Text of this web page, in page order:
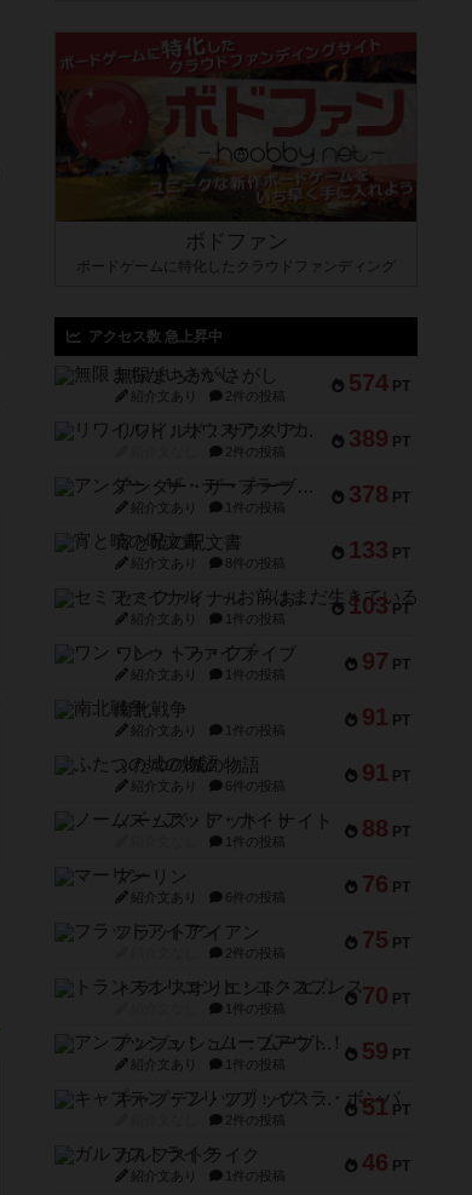
ボドファン
ボードゲームに特化したクラウドファンディング
アクセス数 急上昇中
574 PT
無限まちがいさがし
紹介文あり 2件の投稿
389 PT
リワイルド：サウスアメリカ
2件の投稿
378 PT
アンダー・ザ・テーブラー
紹介文あり 1件の投稿
133 PT
宵と暁の呪文書
紹介文あり 8件の投稿
103 PT
セミファイナル ～お前はまだ生きている～
紹介文あり 1件の投稿
97 PT
ワン・トゥ・ファイブ
紹介文あり 1件の投稿
91 PT
南北戦争
紹介文あり 1件の投稿
91 PT
ふたつの城の物語
紹介文あり 6件の投稿
88 PT
ノームズ・アット・ナイト
1件の投稿
76 PT
マーリン
紹介文あり 6件の投稿
75 PT
フラットアイアン
2件の投稿
70 PT
トランスオリエント・エクスプレス
1件の投稿
59 PT
アンブッシュ！：ムーブアウト！
紹介文あり 1件の投稿
51 PT
キャプテン・フリップ：イスラ・ボンバ
2件の投稿
46 PT
ガルフストライク
紹介文あり 1件の投稿